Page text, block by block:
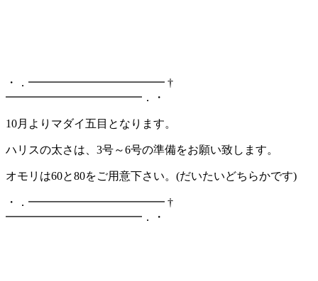
・．━━━━━━━━━━━━ †
━━━━━━━━━━━━．・
10月よりマダイ五目となります。
ハリスの太さは、3号～6号の準備をお願い致します。
オモリは60と80をご用意下さい。(だいたいどちらかです)
・．━━━━━━━━━━━━ †
━━━━━━━━━━━━．・